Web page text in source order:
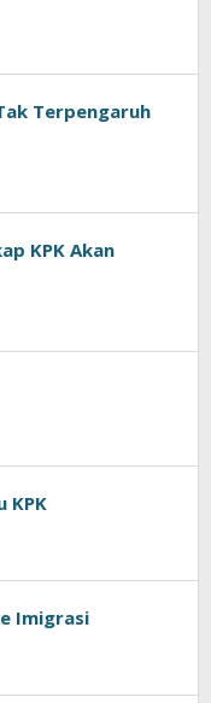
Terpengaruh
KPK Akan
KPK
Imigrasi